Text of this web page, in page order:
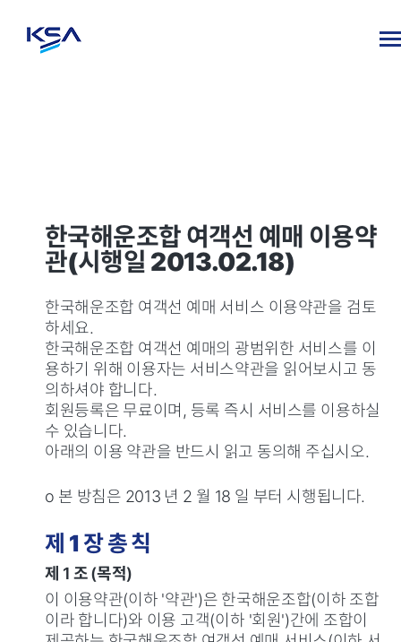
한국해운조합 여객선 예매 이용약
관(시행일 2013.02.18)
한국해운조합 여객선 예매 서비스 이용약관을 검토
하세요.
한국해운조합 여객선 예매의 광범위한 서비스를 이
용하기 위해 이용자는 서비스약관을 읽어보시고 동
의하셔야 합니다.
회원등록은 무료이며, 등록 즉시 서비스를 이용하실
수 있습니다.
아래의 이용 약관을 반드시 읽고 동의해 주십시오.
ο 본 방침은 2013 년 2 월 18 일 부터 시행됩니다.
제 1 장 총 칙
제 1 조 (목적)
이 이용약관(이하 '약관')은 한국해운조합(이하 조합
이라 합니다)와 이용 고객(이하 '회원')간에 조합이